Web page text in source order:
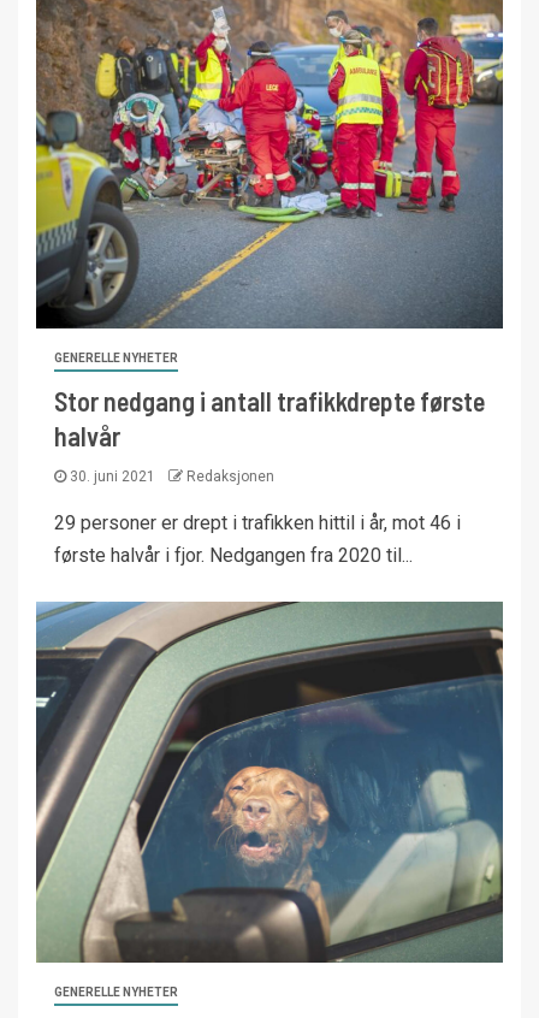
GENERELLE NYHETER
Stor nedgang i antall trafikkdrepte første
halvår
30. juni 2021 Redaksjonen
29 personer er drept i trafikken hittil i år, mot 46 i
første halvår i fjor. Nedgangen fra 2020 til...
GENERELLE NYHETER